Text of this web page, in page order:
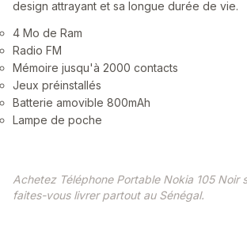
design attrayant et sa longue durée de vie.
4 Mo de Ram
Radio FM
Mémoire jusqu'à 2000 contacts
Jeux préinstallés
Batterie amovible 800mAh
Lampe de poche
Achetez Téléphone Portable Nokia 105 Noir
faites-vous livrer partout au Sénégal.